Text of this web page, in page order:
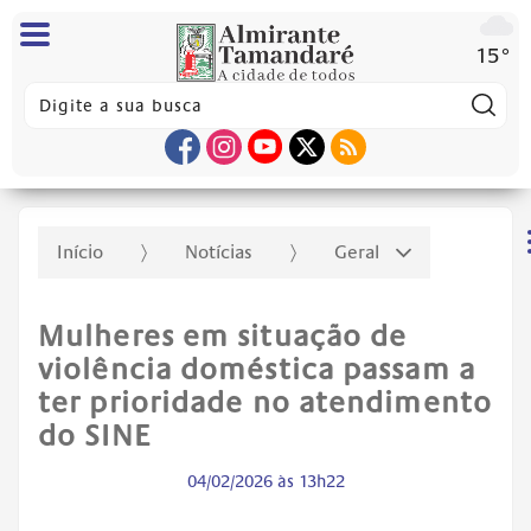
15°
Início Notícias Geral
Mulheres em situação de
violência doméstica passam a
ter prioridade no atendimento
do SINE
04/02/2026 às 13h22